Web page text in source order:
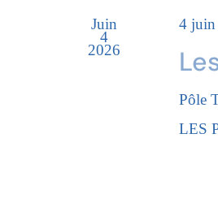
Juin
4
2026
4 juin
Pôle
LES